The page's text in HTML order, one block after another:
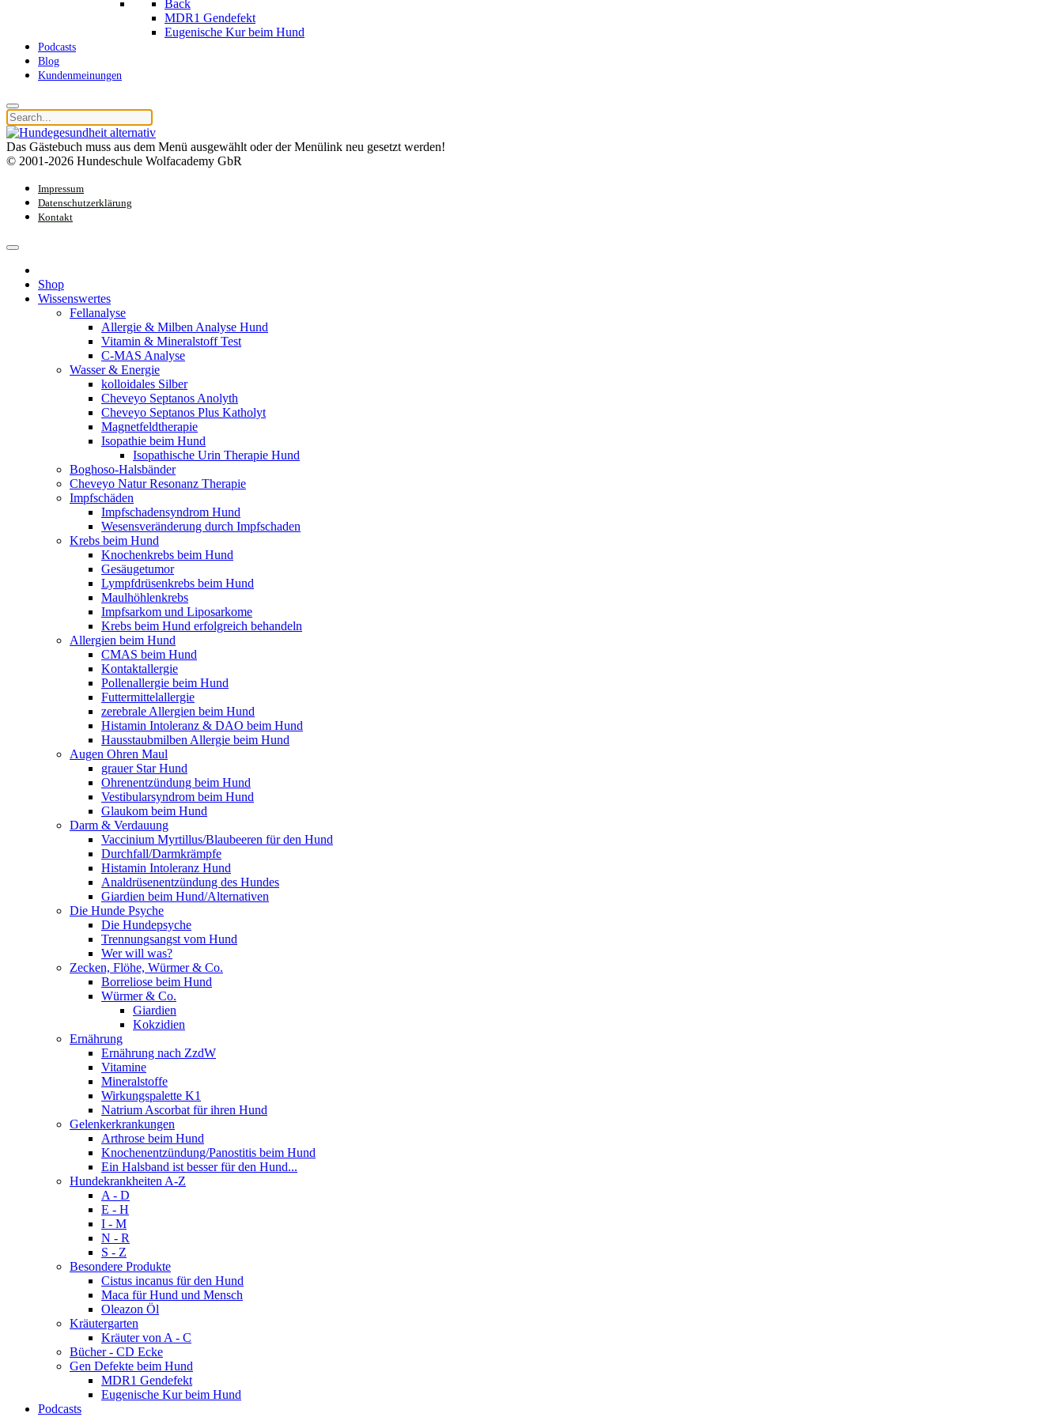
Back
MDR1 Gendefekt
Eugenische Kur beim Hund
Podcasts
Blog
Kundenmeinungen
Das Gästebuch muss aus dem Menü ausgewählt oder der Menülink neu gesetzt werden!
© 2001-2026 Hundeschule Wolfacademy GbR
Impressum
Datenschutzerklärung
Kontakt
Shop
Wissenswertes
Fellanalyse
Allergie & Milben Analyse Hund
Vitamin & Mineralstoff Test
C-MAS Analyse
Wasser & Energie
kolloidales Silber
Cheveyo Septanos Anolyth
Cheveyo Septanos Plus Katholyt
Magnetfeldtherapie
Isopathie beim Hund
Isopathische Urin Therapie Hund
Boghoso-Halsbänder
Cheveyo Natur Resonanz Therapie
Impfschäden
Impfschadensyndrom Hund
Wesensveränderung durch Impfschaden
Krebs beim Hund
Knochenkrebs beim Hund
Gesäugetumor
Lympfdrüsenkrebs beim Hund
Maulhöhlenkrebs
Impfsarkom und Liposarkome
Krebs beim Hund erfolgreich behandeln
Allergien beim Hund
CMAS beim Hund
Kontaktallergie
Pollenallergie beim Hund
Futtermittelallergie
zerebrale Allergien beim Hund
Histamin Intoleranz & DAO beim Hund
Hausstaubmilben Allergie beim Hund
Augen Ohren Maul
grauer Star Hund
Ohrenentzündung beim Hund
Vestibularsyndrom beim Hund
Glaukom beim Hund
Darm & Verdauung
Vaccinium Myrtillus/Blaubeeren für den Hund
Durchfall/Darmkrämpfe
Histamin Intoleranz Hund
Analdrüsenentzündung des Hundes
Giardien beim Hund/Alternativen
Die Hunde Psyche
Die Hundepsyche
Trennungsangst vom Hund
Wer will was?
Zecken, Flöhe, Würmer & Co.
Borreliose beim Hund
Würmer & Co.
Giardien
Kokzidien
Ernährung
Ernährung nach ZzdW
Vitamine
Mineralstoffe
Wirkungspalette K1
Natrium Ascorbat für ihren Hund
Gelenkerkrankungen
Arthrose beim Hund
Knochenentzündung/Panostitis beim Hund
Ein Halsband ist besser für den Hund...
Hundekrankheiten A-Z
A - D
E - H
I - M
N - R
S - Z
Besondere Produkte
Cistus incanus für den Hund
Maca für Hund und Mensch
Oleazon Öl
Kräutergarten
Kräuter von A - C
Bücher - CD Ecke
Gen Defekte beim Hund
MDR1 Gendefekt
Eugenische Kur beim Hund
Podcasts